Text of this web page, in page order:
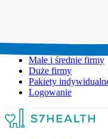
Małe i średnie firmy
Duże firmy
Pakiety
Logowanie